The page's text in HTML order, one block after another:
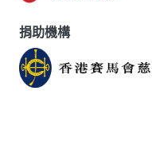
捐助機構